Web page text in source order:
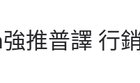
推普譯 行